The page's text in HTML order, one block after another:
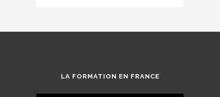
LA FORMATION EN FRANCE